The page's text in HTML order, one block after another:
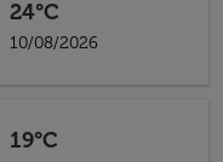
24°C
10/08/2026
19°C